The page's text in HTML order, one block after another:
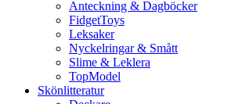
Anteckning & Dagböcker
FidgetToys
Leksaker
Nyckelringar & Smått
Slime & Leklera
TopModel
Skönlitteratur